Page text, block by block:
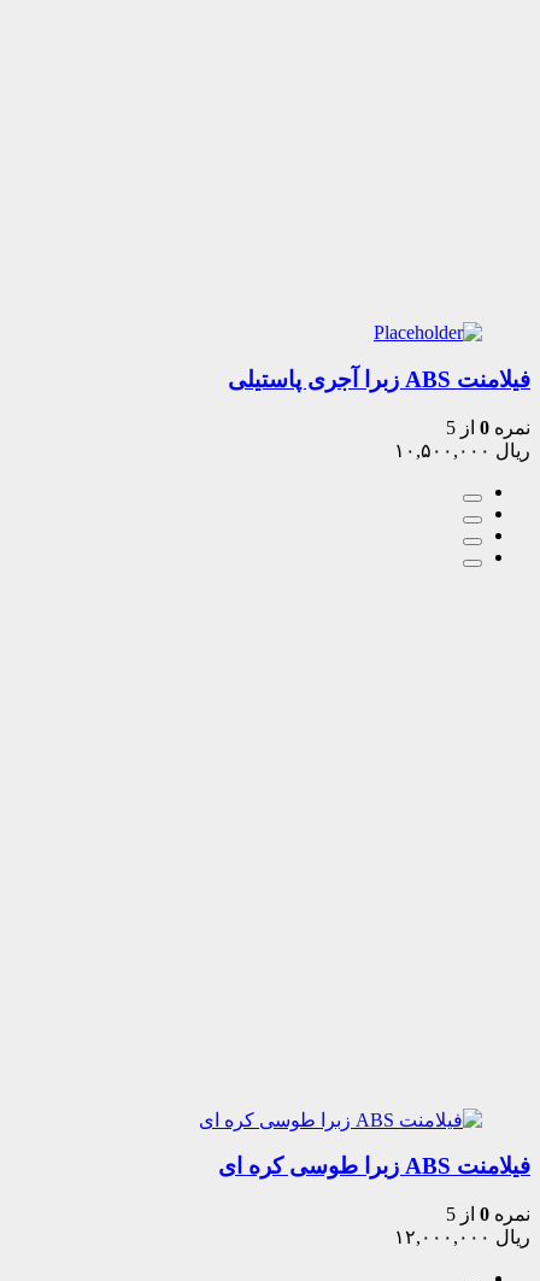
فیلامنت ABS زبرا آجری پاستیلی
نمره 0 از 5
ریال
فیلامنت ABS زبرا طوسی کره ای
نمره 0 از 5
ریال